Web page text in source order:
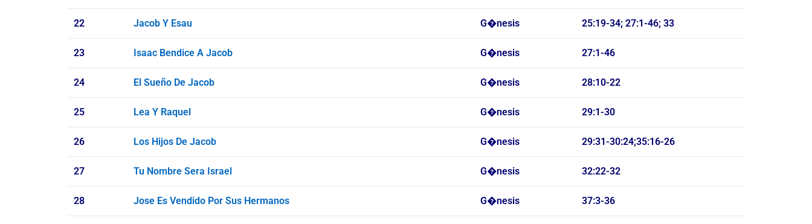
22 Jacob Y Esau G�nesis 25:19-34; 27:1-46; 33
23 Isaac Bendice A Jacob G�nesis 27:1-46
24 El Sueño De Jacob G�nesis 28:10-22
25 Lea Y Raquel G�nesis 29:1-30
26 Los Hijos De Jacob G�nesis 29:31-30:24;35:16-26
27 Tu Nombre Sera Israel G�nesis 32:22-32
28 Jose Es Vendido Por Sus Hermanos G�nesis 37:3-36